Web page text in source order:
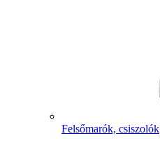
Felsőmarók, csiszolók